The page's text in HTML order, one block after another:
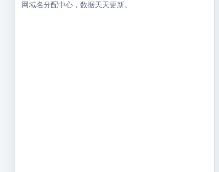
网域名分配中心，数据天天更新。